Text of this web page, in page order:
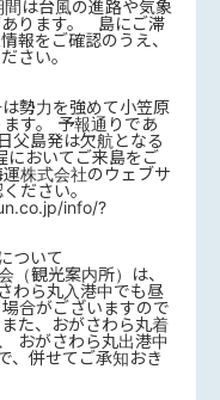
は台風の進路や気象
ります。 島にご滞
報をご確認のうえ、
さい。
勢力を強めて小笠原
す。 予報通りであ
父島発は欠航となる
においてご来島をご
株式会社のウェブサ
ださい。
info/?
ついて
（観光案内所）は、
わら丸入港中でも昼
合がございますので
た、おがさわら丸着
おがさわら丸出港中
、併せてご承知おき